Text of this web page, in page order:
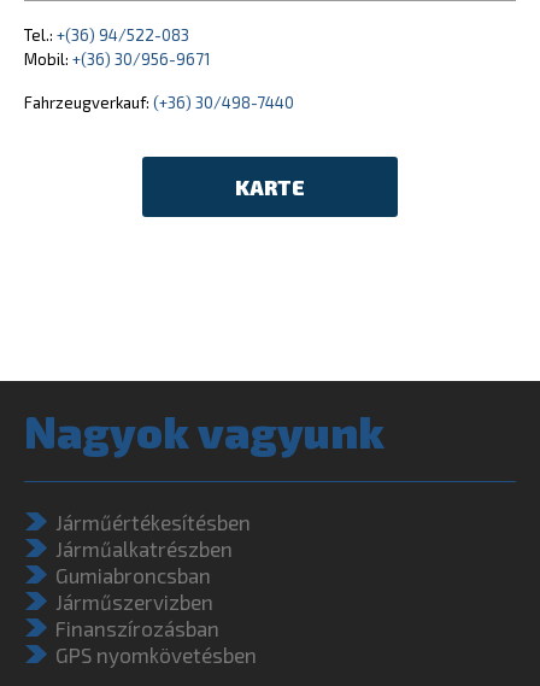
Tel.: +(36) 94/522-083
Mobil: +(36) 30/956-9671
Fahrzeugverkauf: (+36) 30/498-7440
KARTE
Nagyok vagyunk
Járműértékesítésben
Járműalkatrészben
Gumiabroncsban
Járműszervizben
Finanszírozásban
GPS nyomkövetésben